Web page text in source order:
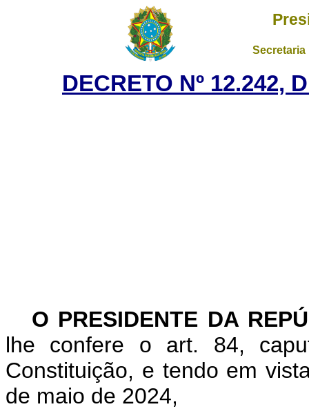
DECRETO Nº 12.242,
O PRESIDENTE DA
lhe confere o art. 84,
Constituição, e tendo em
de maio de 2024,